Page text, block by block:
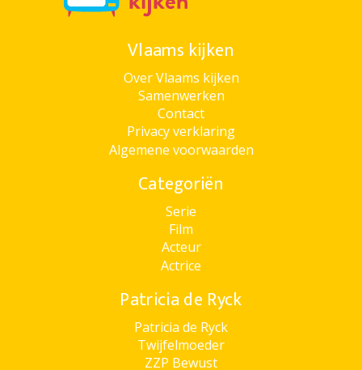
Vlaams kijken
Over Vlaams kijken
Samenwerken
Contact
Privacy verklaring
Algemene voorwaarden
Categoriën
Serie
Film
Acteur
Actrice
Patricia de Ryck
Patricia de Ryck
Twijfelmoeder
ZZP Bewust